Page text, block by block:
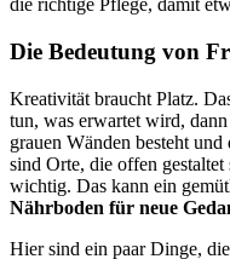
die richtige Pflege, damit
Die Bedeutung von
Kreativität braucht Platz.
tun, was erwartet wird,
grauen Wänden besteht
sind Orte, die offen
wichtig. Das kann ein
Nährboden für neue
Hier sind ein paar Dinge,